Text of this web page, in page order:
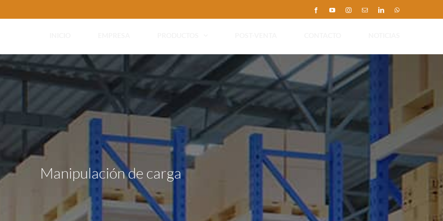
FacebookYouTubeInstagram
Correo
electrónico
LinkedIn
Manipulación de carga